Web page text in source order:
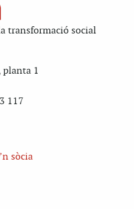
transformació social
planta 1
117
sòcia